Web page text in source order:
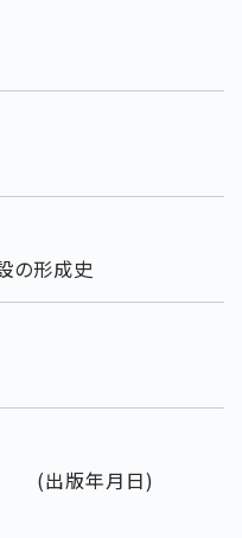
の形成史
(出版年月日)